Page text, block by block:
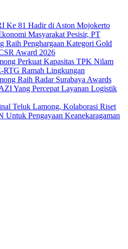
Ke 81 Hadir di Aston Mojokerto
Masyarakat Pesisir, PT
Raih Penghargaan Kategori Gold
Award 2026
Perkuat Kapasitas TPK Nilam
RTG Ramah Lingkungan
Raih Radar Surabaya Awards
Yang Percepat Layanan Logistik
Teluk Lamong, Kolaborasi Riset
Pengayaan Keanekaragaman